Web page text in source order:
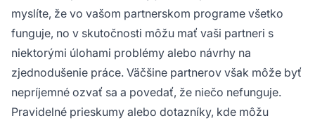
myslíte, že vo vašom partnerskom programe všetko
funguje, no v skutočnosti môžu mať vaši partneri s
niektorými úlohami problémy alebo návrhy na
zjednodušenie práce. Väčšine partnerov však môže byť
nepríjemné ozvať sa a povedať, že niečo nefunguje.
Pravidelné prieskumy alebo dotazníky, kde môžu